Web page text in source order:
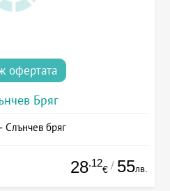
офертата
Бряг
Слънчев бряг
28.12
€ / 55лв.